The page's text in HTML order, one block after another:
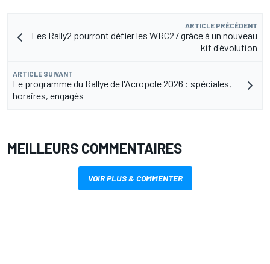
ARTICLE PRÉCÉDENT
Les Rally2 pourront défier les WRC27 grâce à un nouveau
kit d'évolution
ARTICLE SUIVANT
Le programme du Rallye de l'Acropole 2026 : spéciales,
horaires, engagés
MEILLEURS COMMENTAIRES
VOIR PLUS & COMMENTER